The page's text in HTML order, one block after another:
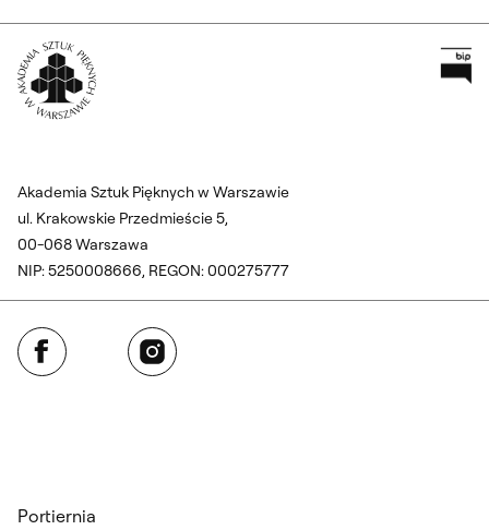
Akademia Sztuk Pięknych w Warszawie
ul. Krakowskie Przedmieście 5,
00-068 Warszawa
NIP: 5250008666, REGON: 000275777
Facebook Instagram
Portiernia